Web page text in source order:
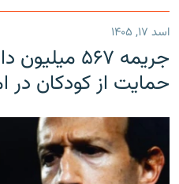
اسد ۱۷, ۱۴۰۵
جریمه ۵۶۷
حمایت از کودکان در